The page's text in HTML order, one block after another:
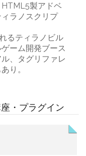
製アドベ
ラノスクリプ
るティラノビル
ーム開発ブース
、タグリファレ
り。
・プラグイン